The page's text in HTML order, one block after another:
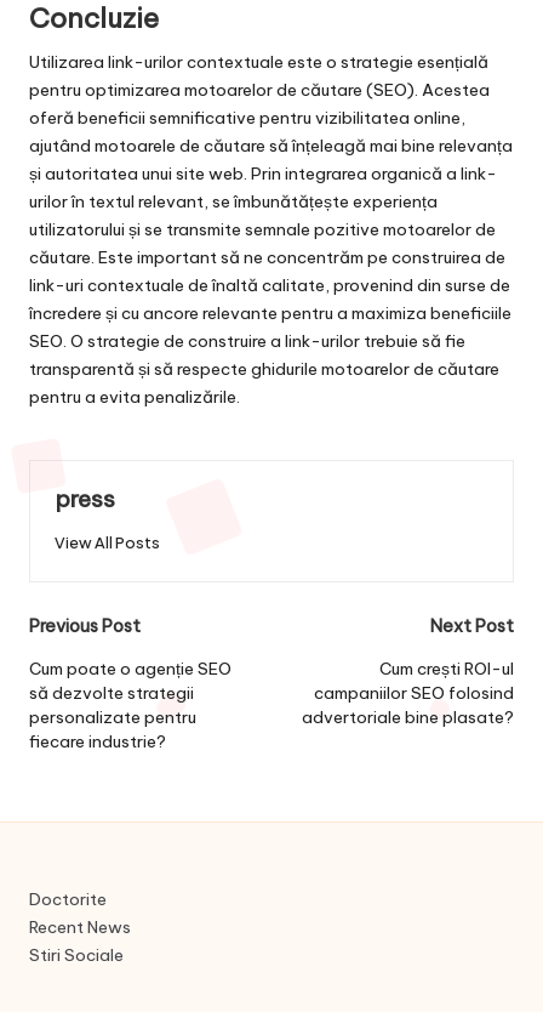
Concluzie
Utilizarea link-urilor contextuale este o strategie esențială
pentru optimizarea motoarelor de căutare (SEO). Acestea
oferă beneficii semnificative pentru vizibilitatea online,
ajutând motoarele de căutare să înțeleagă mai bine relevanța
și autoritatea unui site web. Prin integrarea organică a link-
urilor în textul relevant, se îmbunătățește experiența
utilizatorului și se transmite semnale pozitive motoarelor de
căutare. Este important să ne concentrăm pe construirea de
link-uri contextuale de înaltă calitate, provenind din surse de
încredere și cu ancore relevante pentru a maximiza beneficiile
SEO. O strategie de construire a link-urilor trebuie să fie
transparentă și să respecte ghidurile motoarelor de căutare
pentru a evita penalizările.
press
View All Posts
Post
navigation
Previous Post
Cum poate o agenție SEO
să dezvolte strategii
personalizate pentru
fiecare industrie?
Next Post
Cum crești ROI-ul
campaniilor SEO folosind
advertoriale bine plasate?
Doctorite
Recent News
Stiri Sociale